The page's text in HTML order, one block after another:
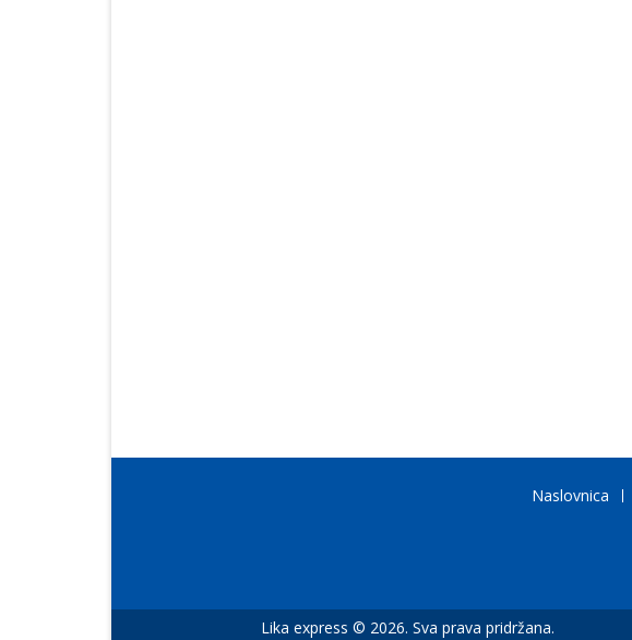
Naslovnica
Lika express © 2026. Sva prava pridržana.